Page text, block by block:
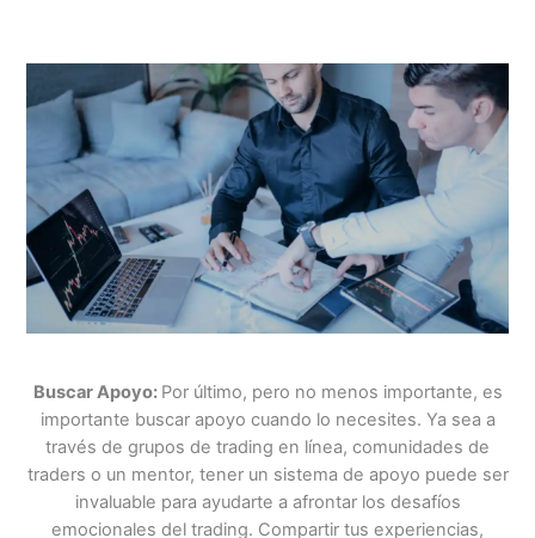
Buscar Apoyo: Por último, pero no menos importante, es
importante buscar apoyo cuando lo necesites. Ya sea a
través de grupos de trading en línea, comunidades de
traders o un mentor, tener un sistema de apoyo puede ser
invaluable para ayudarte a afrontar los desafíos
emocionales del trading. Compartir tus experiencias,